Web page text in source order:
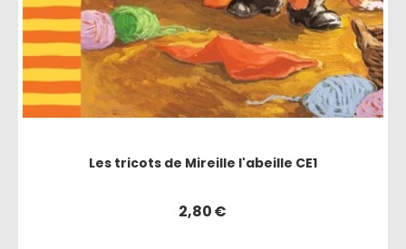
Les tricots de Mireille l'abeille CE1
2,80€